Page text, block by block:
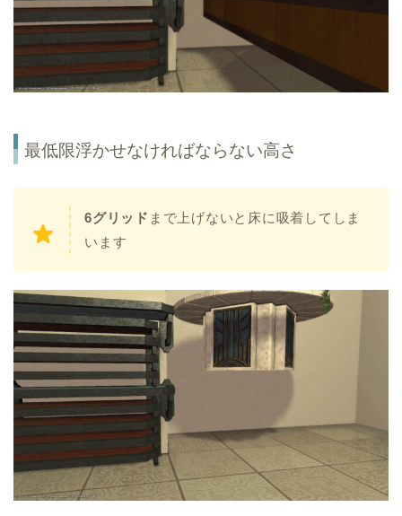
最低限浮かせなければならない高さ
6グリッド まで上げないと床に吸着してしま
います